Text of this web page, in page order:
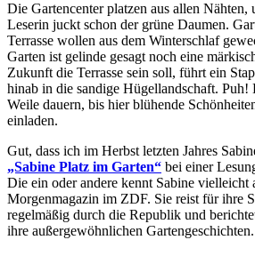
Die Gartencenter platzen aus allen Nähten,
Leserin juckt schon der grüne Daumen.
Terrasse wollen aus dem Winterschlaf
Garten ist gelinde gesagt noch eine
Zukunft die Terrasse sein soll, führt ein
hinab in die sandige Hügellandschaft. Puh!
Weile dauern, bis hier blühende
einladen.
Gut, dass ich im Herbst letzten Jahres
„Sabine Platz im Garten“ bei einer
Die ein oder andere kennt Sabine vielleicht
Morgenmagazin im ZDF. Sie reist für ihre
regelmäßig durch die Republik und
ihre außergewöhnlichen Gartengeschichten.